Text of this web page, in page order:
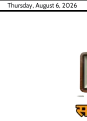
SkipThursday, August 6, 2026